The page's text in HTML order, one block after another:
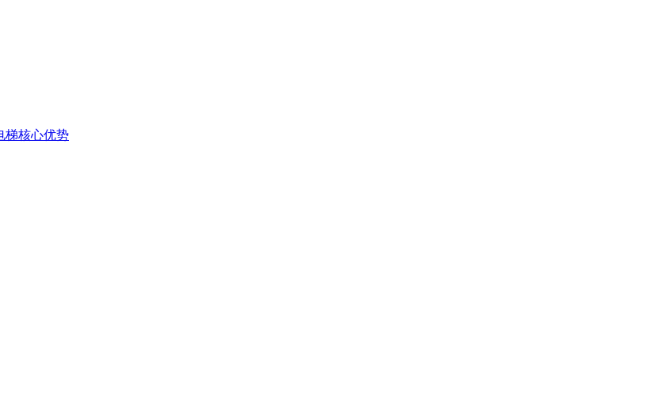
梯核心优势